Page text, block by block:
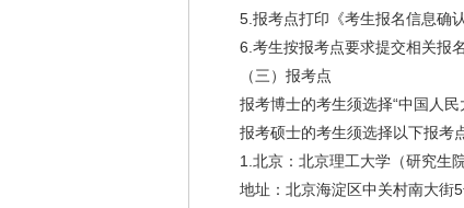
5.报考点打印《考生报名信息确
6.考生按报考点要求提交相关报
（三）报考点
报考博士的考生须选择“中国人
报考硕士的考生须选择以下报考
1.北京：北京理工大学（研究生
地址：北京海淀区中关村南大街